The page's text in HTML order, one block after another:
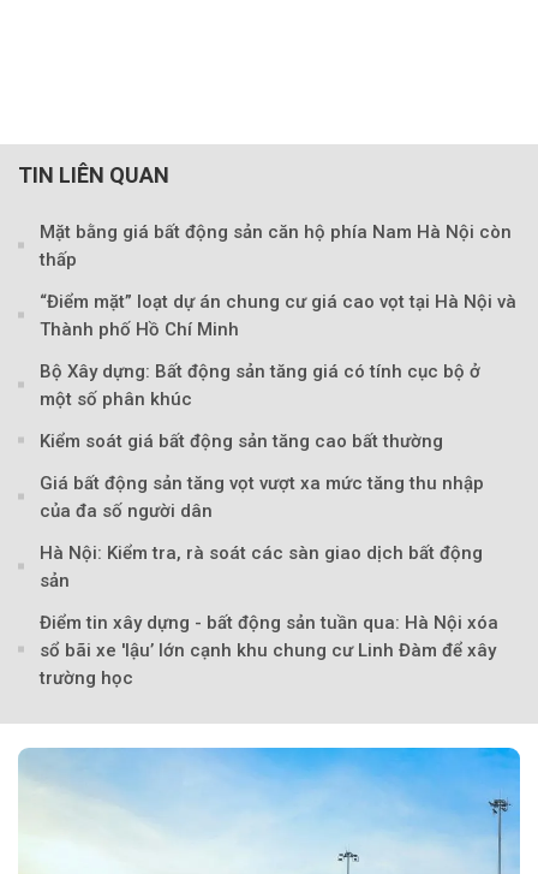
Theo
TIN LIÊN QUAN
Mặt bằng giá bất động sản căn hộ phía Nam Hà Nội còn
thấp
“Điểm mặt” loạt dự án chung cư giá cao vọt tại Hà Nội và
Thành phố Hồ Chí Minh
Bộ Xây dựng: Bất động sản tăng giá có tính cục bộ ở
một số phân khúc
Kiểm soát giá bất động sản tăng cao bất thường
Giá bất động sản tăng vọt vượt xa mức tăng thu nhập
của đa số người dân
Hà Nội: Kiểm tra, rà soát các sàn giao dịch bất động
sản
Điểm tin xây dựng - bất động sản tuần qua: Hà Nội xóa
sổ bãi xe 'lậu’ lớn cạnh khu chung cư Linh Đàm để xây
trường học